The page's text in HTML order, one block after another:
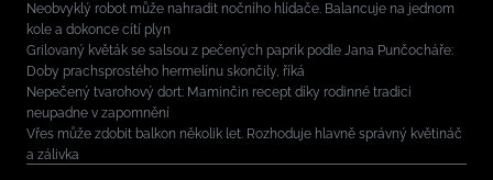
Neobvyklý robot může nahradit nočního hlídače. Balancuje na jednom
kole a dokonce cítí plyn
Grilovaný květák se salsou z pečených paprik podle Jana Punčocháře:
Doby prachsprostého hermelínu skončily, říká
Nepečený tvarohový dort: Maminčin recept díky rodinné tradici
neupadne v zapomnění
Vřes může zdobit balkon několik let. Rozhoduje hlavně správný květináč
a zálivka